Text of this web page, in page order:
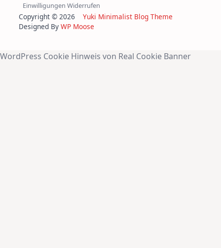
Einwilligungen Widerrufen
Copyright © 2026 Yuki Minimalist Blog Theme
Designed By WP Moose
WordPress Cookie Hinweis von Real Cookie Banner